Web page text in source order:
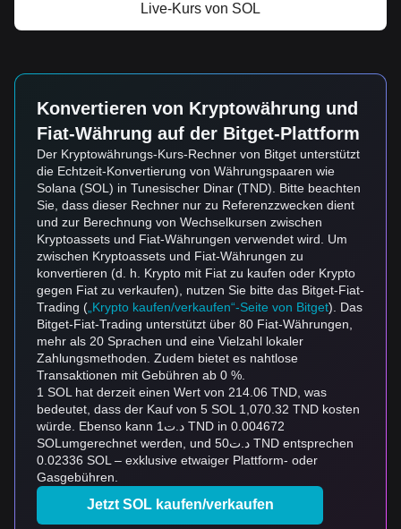
Live-Kurs von SOL
Konvertieren von Kryptowährung und
Fiat-Währung auf der Bitget-Plattform
Der Kryptowährungs-Kurs-Rechner von Bitget unterstützt
die Echtzeit-Konvertierung von Währungspaaren wie
Solana (SOL) in Tunesischer Dinar (TND). Bitte beachten
Sie, dass dieser Rechner nur zu Referenzzwecken dient
und zur Berechnung von Wechselkursen zwischen
Kryptoassets und Fiat-Währungen verwendet wird. Um
zwischen Kryptoassets und Fiat-Währungen zu
konvertieren (d. h. Krypto mit Fiat zu kaufen oder Krypto
gegen Fiat zu verkaufen), nutzen Sie bitte das Bitget-Fiat-
Trading ( „Krypto kaufen/verkaufen“-Seite von Bitget). Das
Bitget-Fiat-Trading unterstützt über 80 Fiat-Währungen,
mehr als 20 Sprachen und eine Vielzahl lokaler
Zahlungsmethoden. Zudem bietet es nahtlose
Transaktionen mit Gebühren ab 0 %.
1 SOL hat derzeit einen Wert von 214.06 TND, was
bedeutet, dass der Kauf von 5 SOL 1,070.32 TND kosten
würde. Ebenso kann د.ت1 TND in 0.004672
SOLumgerechnet werden, und د.ت50 TND entsprechen
0.02336 SOL – exklusive etwaiger Plattform- oder
Gasgebühren.
Jetzt SOL kaufen/verkaufen